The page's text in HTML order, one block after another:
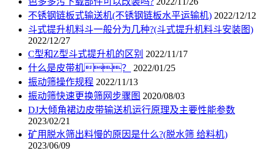
不锈钢链板式输送机(不锈钢链板水平运输机) 2022/12/12
斗式提升机料斗一般分为几种?(斗式提升机料斗安装图)
2022/12/27
C型和Z型斗式提升机的区别 2022/11/17
什么是皮带机？
2022/01/25
振动筛操作规程 2022/11/13
振动筛快速更换筛网步骤图 2020/08/03
DJ大倾角裙边皮带输送机运行原理及主要性能参数
2023/02/21
矿用脱水筛出料慢的原因是什么?(脱水筛 给料机)
2023/06/09